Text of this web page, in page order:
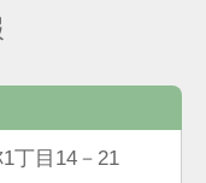
丁目14－21